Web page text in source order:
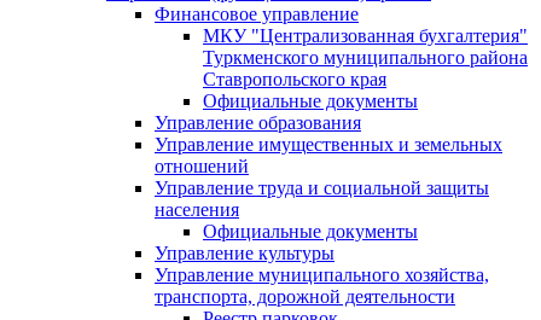
Финансовое управление
МКУ "Централизованная бухгалтерия"
Туркменского муниципального района
Ставропольского края
Официальные документы
Управление образования
Управление имущественных и земельных
отношений
Управление труда и социальной защиты
населения
Официальные документы
Управление культуры
Управление муниципального хозяйства,
транспорта, дорожной деятельности